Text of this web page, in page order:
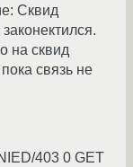
Сквид
на сквид
связь не
403 0 GET